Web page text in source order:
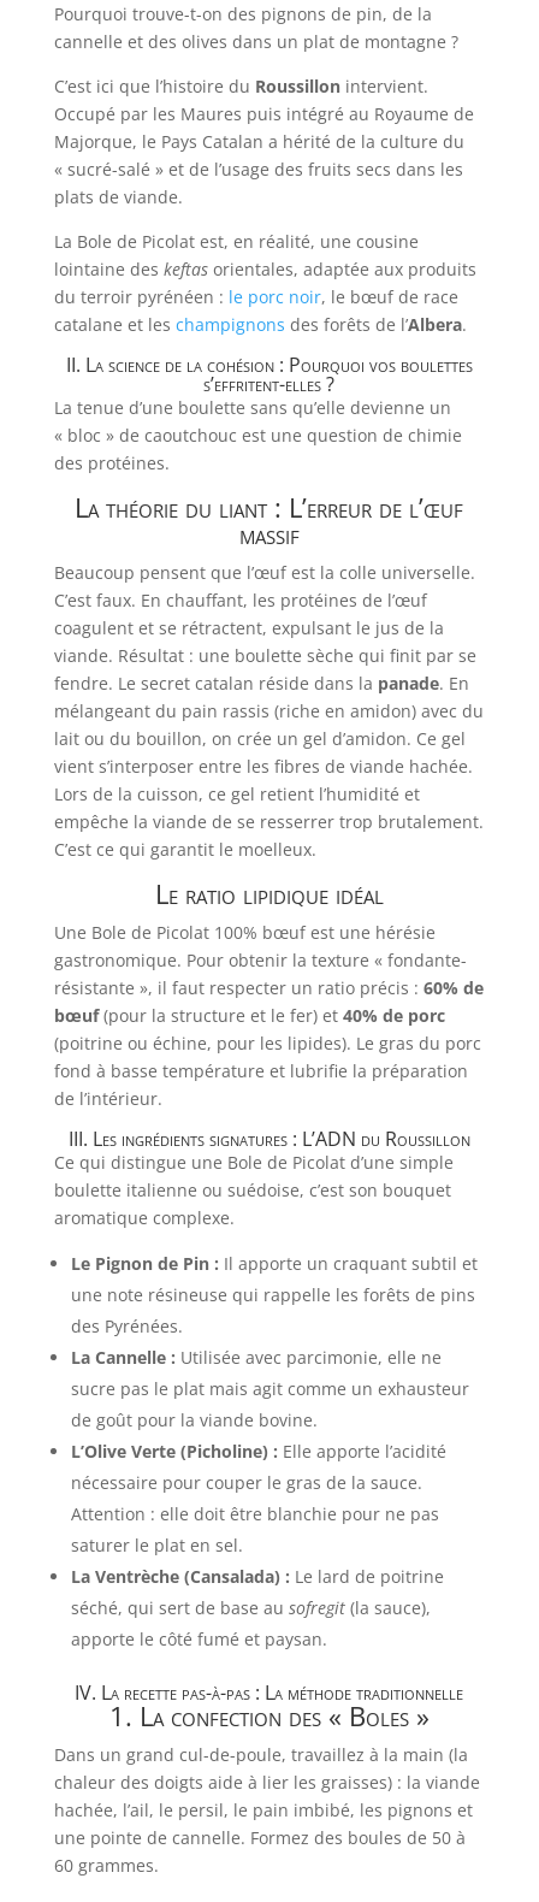
Pourquoi trouve-t-on des pignons de pin, de la
cannelle et des olives dans un plat de montagne ?
C’est ici que l’histoire du Roussillonintervient.
Occupé par les Maures puis intégré au Royaume de
Majorque, le Pays Catalan a hérité de la culture du
« sucré-salé » et de l’usage des fruits secs dans les
plats de viande.
La Bole de Picolat est, en réalité, une cousine
lointaine des keftasorientales, adaptée aux produits
du terroir pyrénéen : le porc noir, le bœuf de race
catalane et les champignons des forêts de l’Albera.
II. La science de la cohésion : Pourquoi vos boulettes
s’effritent-elles ?
La tenue d’une boulette sans qu’elle devienne un
« bloc » de caoutchouc est une question de chimie
des protéines.
La théorie du liant : L’erreur de l’œuf
massif
Beaucoup pensent que l’œuf est la colle universelle.
C’est faux. En chauffant, les protéines de l’œuf
coagulent et se rétractent, expulsant le jus de la
viande. Résultat : une boulette sèche qui finit par se
fendre. Le secret catalan réside dans la panade. En
mélangeant du pain rassis (riche en amidon) avec du
lait ou du bouillon, on crée un gel d’amidon. Ce gel
vient s’interposer entre les fibres de viande hachée.
Lors de la cuisson, ce gel retient l’humidité et
empêche la viande de se resserrer trop brutalement.
C’est ce qui garantit le moelleux.
Le ratio lipidique idéal
Une Bole de Picolat 100% bœuf est une hérésie
gastronomique. Pour obtenir la texture « fondante-
résistante », il faut respecter un ratio précis : 60% de
bœuf(pour la structure et le fer) et 40% de porc
(poitrine ou échine, pour les lipides). Le gras du porc
fond à basse température et lubrifie la préparation
de l’intérieur.
III. Les ingrédients signatures : L’ADN du Roussillon
Ce qui distingue une Bole de Picolat d’une simple
boulette italienne ou suédoise, c’est son bouquet
aromatique complexe.
Le Pignon de Pin : Il apporte un craquant subtil et
une note résineuse qui rappelle les forêts de pins
des Pyrénées.
La Cannelle : Utilisée avec parcimonie, elle ne
sucre pas le plat mais agit comme un exhausteur
de goût pour la viande bovine.
L’Olive Verte (Picholine) : Elle apporte l’acidité
nécessaire pour couper le gras de la sauce.
Attention : elle doit être blanchie pour ne pas
saturer le plat en sel.
La Ventrèche (Cansalada) : Le lard de poitrine
séché, qui sert de base au sofregit(la sauce),
apporte le côté fumé et paysan.
IV. La recette pas-à-pas : La méthode traditionnelle
1. La confection des « Boles »
Dans un grand cul-de-poule, travaillez à la main (la
chaleur des doigts aide à lier les graisses) : la viande
hachée, l’ail, le persil, le pain imbibé, les pignons et
une pointe de cannelle. Formez des boules de 50 à
60 grammes.